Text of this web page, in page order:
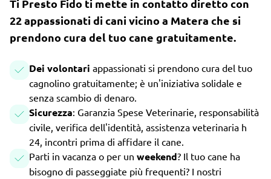
Ti Presto Fido ti mette in contatto diretto con
22 appassionati di cani vicino a Matera che si
prendono cura del tuo cane gratuitamente.
Dei volontari appassionati si prendono cura del tuo
cagnolino gratuitamente; è un'iniziativa solidale e
senza scambio di denaro.
Sicurezza: Garanzia Spese Veterinarie, responsabilità
civile, verifica dell'identità, assistenza veterinaria h
24, incontri prima di affidare il cane.
Parti in vacanza o per un weekend? Il tuo cane ha
bisogno di passeggiate più frequenti? I nostri